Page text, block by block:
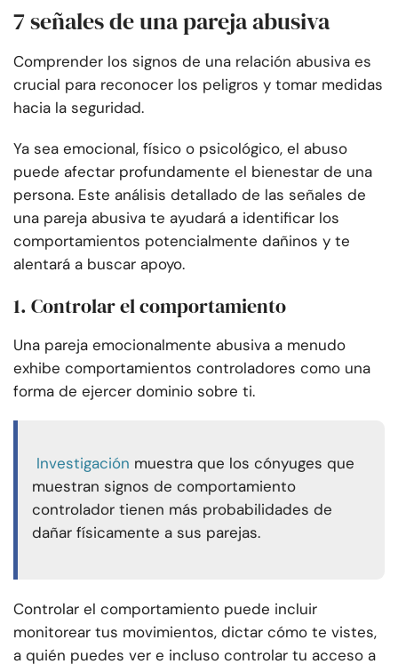
7 señales de una pareja abusiva
Comprender los signos de una relación abusiva es
crucial para reconocer los peligros y tomar medidas
hacia la seguridad.
Ya sea emocional, físico o psicológico, el abuso
puede afectar profundamente el bienestar de una
persona. Este análisis detallado de las señales de
una pareja abusiva te ayudará a identificar los
comportamientos potencialmente dañinos y te
alentará a buscar apoyo.
1. Controlar el comportamiento
Una pareja emocionalmente abusiva a menudo
exhibe comportamientos controladores como una
forma de ejercer dominio sobre ti.
Investigación muestra que los cónyuges que
muestran signos de comportamiento
controlador tienen más probabilidades de
dañar físicamente a sus parejas.
Controlar el comportamiento puede incluir
monitorear tus movimientos, dictar cómo te vistes,
a quién puedes ver e incluso controlar tu acceso a